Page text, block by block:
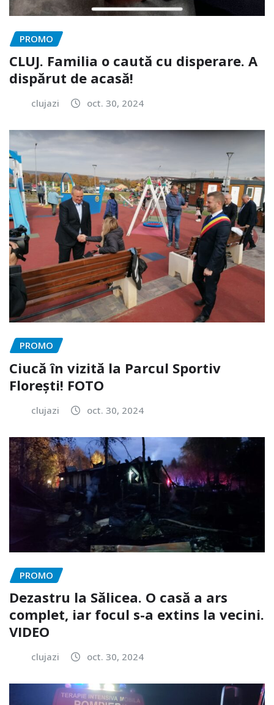
PROMO
CLUJ. Familia o caută cu disperare. A
dispărut de acasă!
clujazi oct. 30, 2024
PROMO
Ciucă în vizită la Parcul Sportiv
Florești! FOTO
clujazi oct. 30, 2024
PROMO
Dezastru la Sălicea. O casă a ars
complet, iar focul s-a extins la vecini.
VIDEO
clujazi oct. 30, 2024